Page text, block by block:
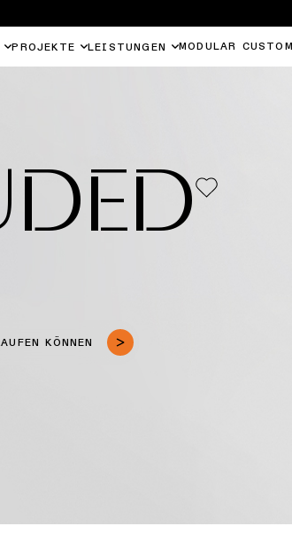
PROJEKTE LEISTUNGEN MODULAR CUSTOM
KÖNNEN